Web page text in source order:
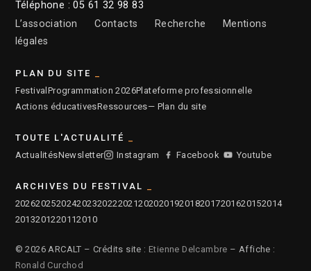
Téléphone : 05 61 32 98 83
L’association
Contacts Recherche
Mentions
légales
PLAN DU SITE
FestivalProgrammation 2026Plateforme professionnelle
Actions éducativesRessources— Plan du site
TOUTE L'ACTUALITÉ
ActualitésNewsletter Instagram Facebook Youtube
ARCHIVES DU FESTIVAL
2026202520242023202220212020201920182017201620152014
2013201220112010
© 2026 ARCALT – Crédits site : Etienne Delcambre – Affiche :
Ronald Curchod